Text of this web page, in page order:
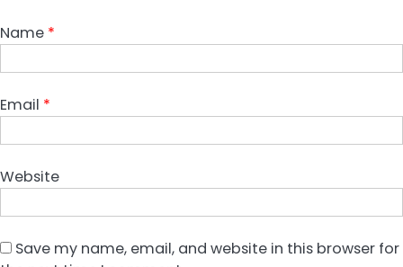
Name *
Email *
Website
Save my name, email, and website in this browser for